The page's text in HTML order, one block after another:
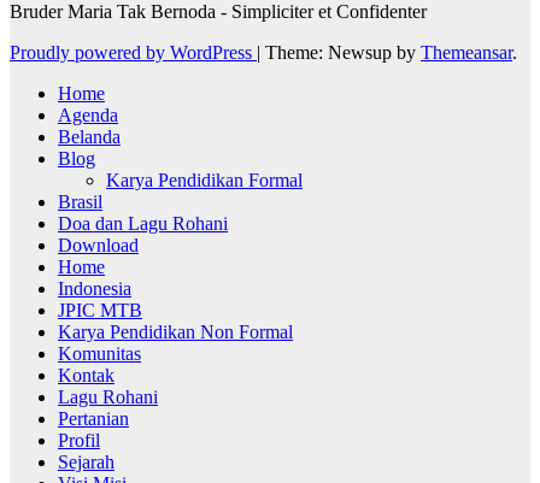
Bruder Maria Tak Bernoda - Simpliciter et Confidenter
Proudly powered by WordPress | Theme: Newsup by Themeansar.
Home
Agenda
Belanda
Blog
Karya Pendidikan Formal
Brasil
Doa dan Lagu Rohani
Download
Home
Indonesia
JPIC MTB
Karya Pendidikan Non Formal
Komunitas
Kontak
Lagu Rohani
Pertanian
Profil
Sejarah